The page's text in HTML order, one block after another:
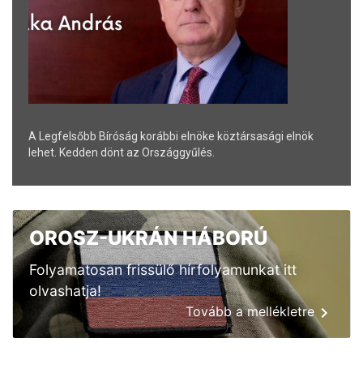
A Legfelsőbb Bíróság korábbi elnöke köztársasági elnök
lehet. Kedden dönt az Országgyűlés.
OROSZ-UKRÁN HÁBORÚ
Folyamatosan frissülő hírfolyamunkat itt
olvashatja!
Tovább a mellékletre